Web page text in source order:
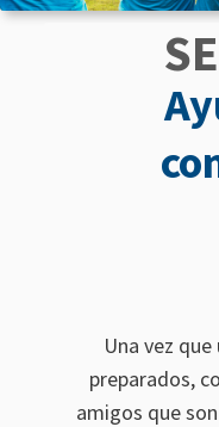
Una vez
preparados,
amigos que